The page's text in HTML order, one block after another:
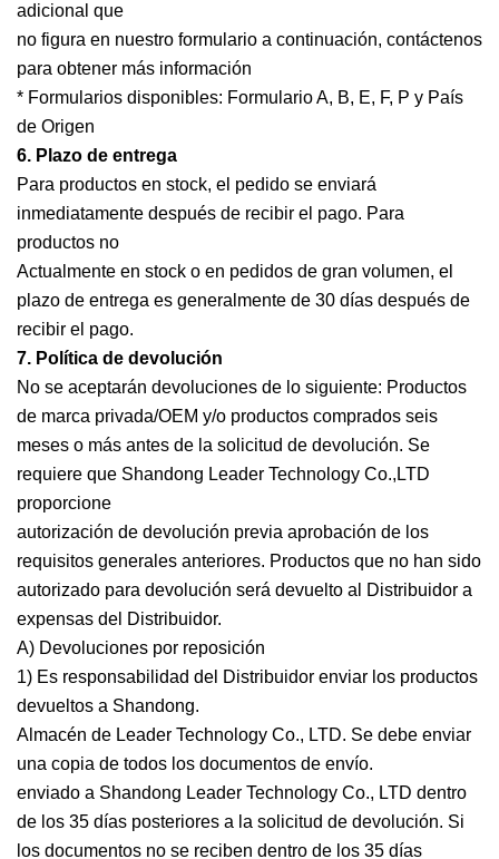
adicional que
no figura en nuestro formulario a continuación, contáctenos
para obtener más información
* Formularios disponibles: Formulario A, B, E, F, P y País
de Origen
6. Plazo de entrega
Para productos en stock, el pedido se enviará
inmediatamente después de recibir el pago. Para
productos no
Actualmente en stock o en pedidos de gran volumen, el
plazo de entrega es generalmente de 30 días después de
recibir el pago.
7. Política de devolución
No se aceptarán devoluciones de lo siguiente: Productos
de marca privada/OEM y/o productos comprados seis
meses o más antes de la solicitud de devolución. Se
requiere que Shandong Leader Technology Co.,LTD
proporcione
autorización de devolución previa aprobación de los
requisitos generales anteriores. Productos que no han sido
autorizado para devolución será devuelto al Distribuidor a
expensas del Distribuidor.
A) Devoluciones por reposición
1) Es responsabilidad del Distribuidor enviar los productos
devueltos a Shandong.
Almacén de Leader Technology Co., LTD. Se debe enviar
una copia de todos los documentos de envío.
enviado a Shandong Leader Technology Co., LTD dentro
de los 35 días posteriores a la solicitud de devolución. Si
los documentos no se reciben dentro de los 35 días